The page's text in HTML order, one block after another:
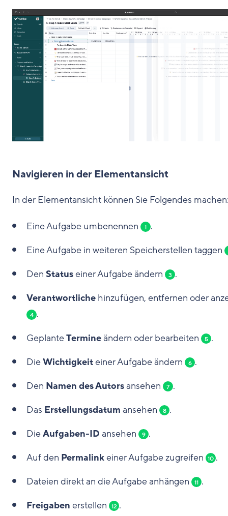
Navigieren in der Elementansicht
In der Elementansicht können Sie Folgendes
Eine Aufgabe umbenennen 1 .
Eine Aufgabe in weiteren Speicherstellen taggen
Den Statuseiner Aufgabe ändern 3 .
Verantwortliche hinzufügen, entfernen oder
4 .
GeplanteTermineändern oder bearbeiten 5 .
DieWichtigkeiteiner Aufgabe ändern 6 .
Den Namen des Autorsansehen 7 .
Das Erstellungsdatum ansehen 8 .
DieAufgaben-ID ansehen 9 .
Auf den Permalinkeiner Aufgabe zugreifen 10 .
Dateien direkt an die Aufgabe anhängen
11 .
Freigaben erstellen 12 .